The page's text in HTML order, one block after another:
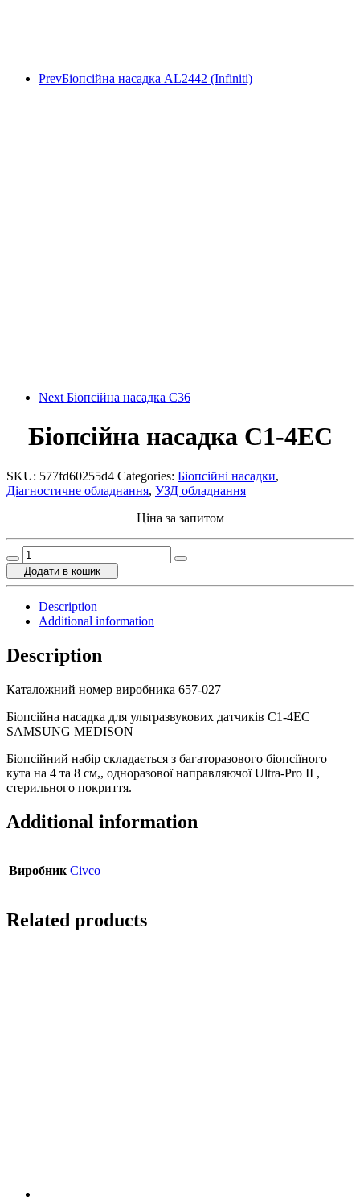
PrevБіопсійна насадка AL2442 (Infiniti)
Next Біопсійна насадка C36
Біопсійна насадка C1-4EC
SKU: 577fd60255d4 Categories: Біопсійні насадки,
Діагностичне обладнання, УЗД обладнання
Ціна за запитом
Біопсійна
насадка
C1-
quantity
Додати в кошик
Description
Additional information
Description
Каталожний номер виробника 657-027
Біопсійна насадка для ультразвукових датчиків C1-4EC
SAMSUNG MEDISON
Біопсійний набір складається з багаторазового біопсіїного
кута на 4 та 8 см,, одноразової направляючої Ultra-Pro II ,
стерильного покриття.
Additional information
Виробник Civco
Related products